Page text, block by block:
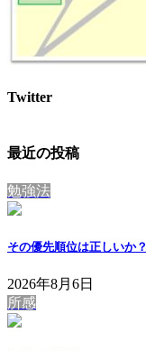
Twitter
最近の投稿
勉強法
その優先順位は正しいか？
2026年8月6日
所感